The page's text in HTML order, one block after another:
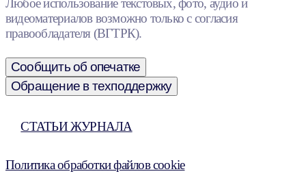
Любое использование текстовых, фото, аудио и
видеоматериалов возможно только с согласия
правообладателя (ВГТРК).
Сообщить об опечатке
Обращение в техподдержку
СТАТЬИ ЖУРНАЛА
Политика обработки файлов cookie